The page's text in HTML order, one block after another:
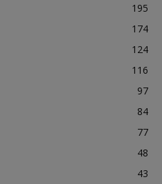
195
174
124
116
97
84
77
48
43